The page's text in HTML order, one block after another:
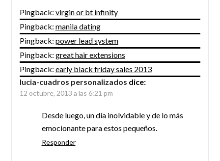
Pingback: virgin or bt infinity
Pingback: manila dating
Pingback: power lead system
Pingback: great hair extensions
Pingback: early black friday sales 2013
lucia-cuadros personalizados dice:
12 octubre, 2013 a las 6:21 pm
Desde luego, un día inolvidable y de lo más
emocionante para estos pequeños.
Responder